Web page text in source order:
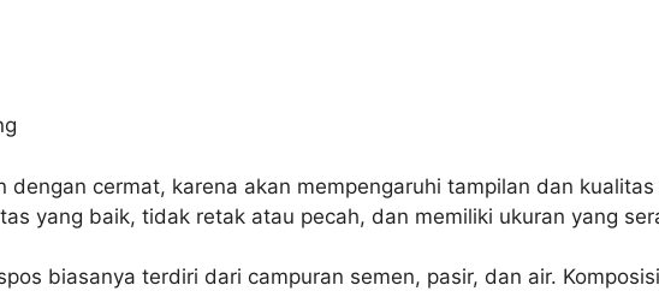
dengan cermat, karena akan mempengaruhi tampilan dan
yang baik, tidak retak atau pecah, dan memiliki ukuran yang
biasanya terdiri dari campuran semen, pasir, dan air.